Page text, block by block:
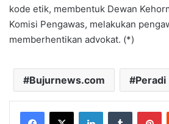
kode etik, membentuk Dewan
Komisi Pengawas, melakukan
memberhentikan advokat. (*)
Bujurnews.com Peradi
LinkedInTumblr